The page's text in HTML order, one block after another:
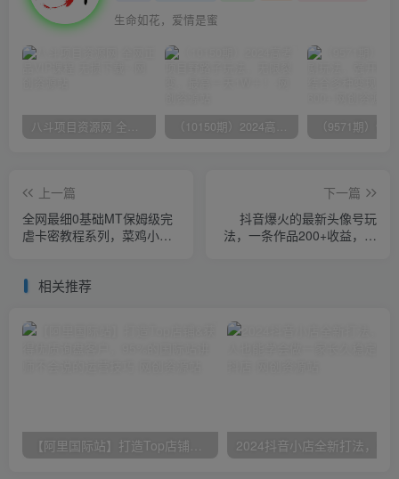
生命如花，爱情是蜜
八斗项目资源网 全网正品VIP课程 无损下载~ （10150期）2024高考项目野路子玩法，无限裂变，最高一天1W＋！
上一篇
全网最细0基础MT保姆级完
虐卡密教程系列，菜鸡小白
下一篇
抖音爆火的最新头像号玩
法，一条作品200+收益，手
相关推荐
【阿里国际站】打造Top店铺&获得优质询盘客户，​95%的国际站讲师不会说的运营技巧